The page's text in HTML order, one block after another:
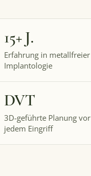
15+ J.
Erfahrung in metallfreier
Implantologie
DVT
3D-geführte Planung vor
jedem Eingriff